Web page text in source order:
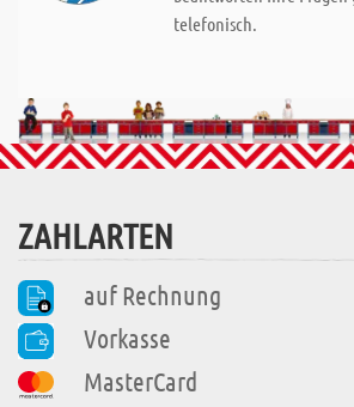
telefonisch.
ZAHLARTEN
auf Rechnung
Vorkasse
MasterCard